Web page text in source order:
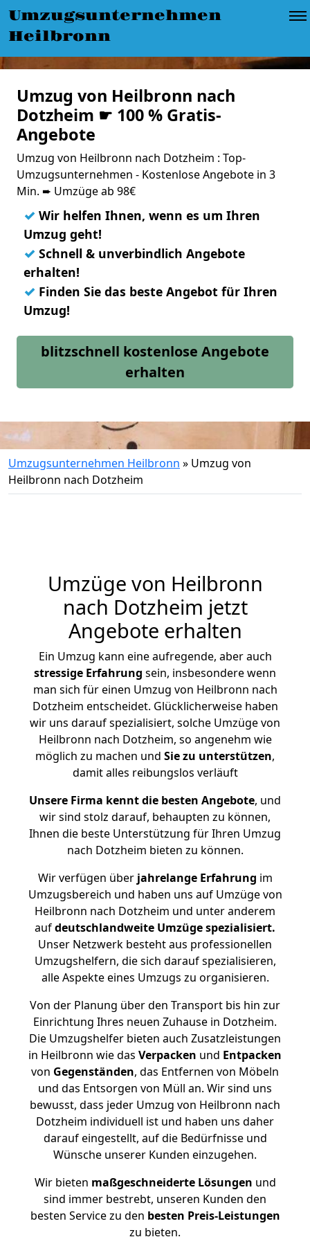
Umzugsunternehmen
Heilbronn
Umzug von Heilbronn nach
Dotzheim ☛ 100 % Gratis-
Angebote
Umzug von Heilbronn nach Dotzheim : Top-
Umzugsunternehmen - Kostenlose Angebote in 3
Min. ➨ Umzüge ab 98€
✓ Wir helfen Ihnen, wenn es um Ihren
Umzug geht!
✓ Schnell & unverbindlich Angebote
erhalten!
✓ Finden Sie das beste Angebot für Ihren
Umzug!
blitzschnell kostenlose Angebote
erhalten
Umzugsunternehmen Heilbronn » Umzug von
Heilbronn nach Dotzheim
Umzüge von Heilbronn
nach Dotzheim jetzt
Angebote erhalten
Ein Umzug kann eine aufregende, aber auch
stressige Erfahrung sein, insbesondere wenn
man sich für einen Umzug von Heilbronn nach
Dotzheim entscheidet. Glücklicherweise haben
wir uns darauf spezialisiert, solche Umzüge von
Heilbronn nach Dotzheim, so angenehm wie
möglich zu machen und Sie zu unterstützen,
damit alles reibungslos verläuft
Unsere Firma kennt die besten Angebote, und
wir sind stolz darauf, behaupten zu können,
Ihnen die beste Unterstützung für Ihren Umzug
nach Dotzheim bieten zu können.
Wir verfügen überjahrelange Erfahrung im
Umzugsbereich und haben uns auf Umzüge von
Heilbronn nach Dotzheim und unter anderem
aufdeutschlandweite Umzüge spezialisiert.
Unser Netzwerk besteht aus professionellen
Umzugshelfern, die sich darauf spezialisieren,
alle Aspekte eines Umzugs zu organisieren.
Von der Planung über den Transport bis hin zur
Einrichtung Ihres neuen Zuhause in Dotzheim.
Die Umzugshelfer bieten auch Zusatzleistungen
in Heilbronn wie das Verpacken und Entpacken
von Gegenständen, das Entfernen von Möbeln
und das Entsorgen von Müll an. Wir sind uns
bewusst, dass jeder Umzug von Heilbronn nach
Dotzheim individuell ist und haben uns daher
darauf eingestellt, auf die Bedürfnisse und
Wünsche unserer Kunden einzugehen.
Wir bieten maßgeschneiderte Lösungen und
sind immer bestrebt, unseren Kunden den
besten Service zu den besten Preis-Leistungen
zu bieten.